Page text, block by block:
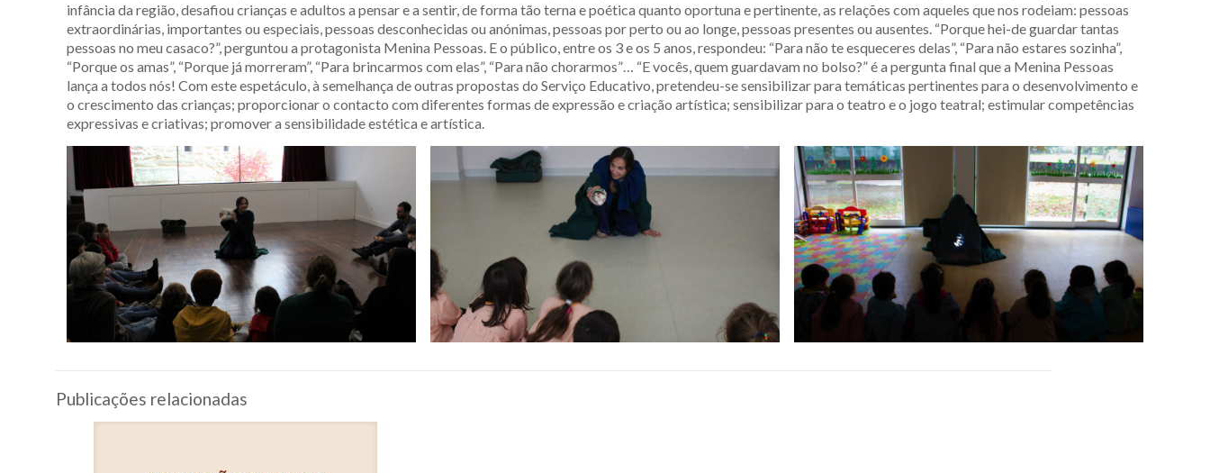
infância da região, desafiou crianças e adultos a pensar e a sentir, de forma tão terna e poética quanto oportuna e pertinente, as relações com aqueles que nos rodeiam: pessoas
extraordinárias, importantes ou especiais, pessoas desconhecidas ou anónimas, pessoas por perto ou ao longe, pessoas presentes ou ausentes. “Porque hei-de guardar tantas
pessoas no meu casaco?”, perguntou a protagonista Menina Pessoas. E o público, entre os 3 e os 5 anos, respondeu: “Para não te esqueceres delas”, “Para não estares sozinha”,
“Porque os amas”, “Porque já morreram”, “Para brincarmos com elas”, “Para não chorarmos”… “E vocês, quem guardavam no bolso?” é a pergunta final que a Menina Pessoas
lança a todos nós! Com este espetáculo, à semelhança de outras propostas do Serviço Educativo, pretendeu-se sensibilizar para temáticas pertinentes para o desenvolvimento e
o crescimento das crianças; proporcionar o contacto com diferentes formas de expressão e criação artística; sensibilizar para o teatro e o jogo teatral; estimular competências
expressivas e criativas; promover a sensibilidade estética e artística.
Publicações relacionadas